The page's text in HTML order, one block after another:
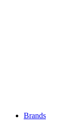
Brands